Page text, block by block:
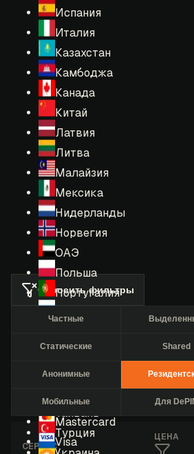
Испания
Италия
Казахстан
Камбоджа
Канада
Китай
Латвия
Литва
Малайзия
Мексика
Нидерланды
Норвегия
ОАЭ
Польша
Португалия
США
Сингапур
Турция
Mastercard
Visa
Сбросить фильтры
Частные
Статические Shared
Анонимные
Мобильные Для
СЕРВИС
ЦЕНА